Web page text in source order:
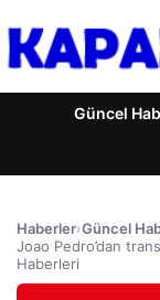
Güncel
Haberler›Güncel
Joao Pedro’dan
Haberleri